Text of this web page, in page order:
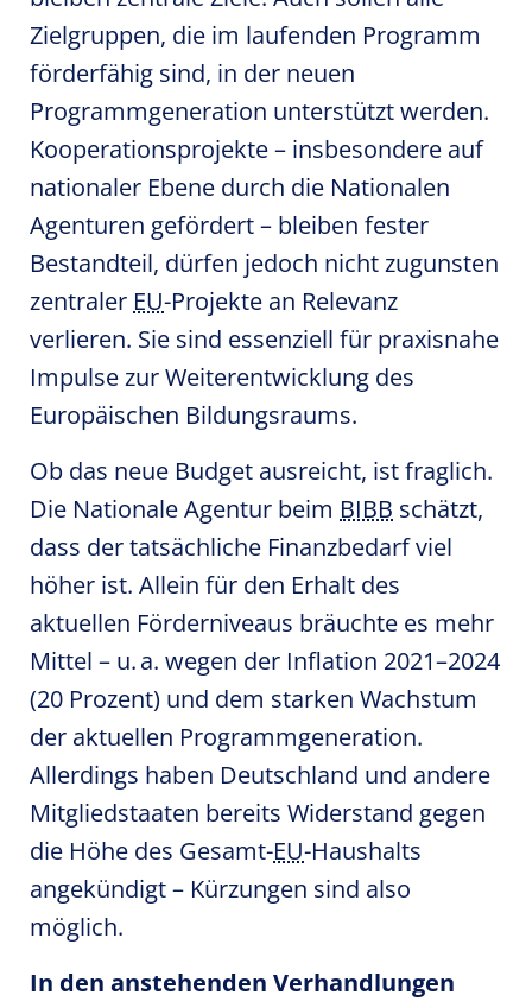
Zielgruppen, die im laufenden Programm
förderfähig sind, in der neuen
Programmgeneration unterstützt werden.
Kooperationsprojekte – insbesondere auf
nationaler Ebene durch die Nationalen
Agenturen gefördert – bleiben fester
Bestandteil, dürfen jedoch nicht zugunsten
zentraler EU-Projekte an Relevanz
verlieren. Sie sind essenziell für praxisnahe
Impulse zur Weiterentwicklung des
Europäischen Bildungsraums.
Ob das neue Budget ausreicht, ist fraglich.
Die Nationale Agentur beim BIBB schätzt,
dass der tatsächliche Finanzbedarf viel
höher ist. Allein für den Erhalt des
aktuellen Förderniveaus bräuchte es mehr
Mittel – u. a. wegen der Inflation 2021–2024
(20 Prozent) und dem starken Wachstum
der aktuellen Programmgeneration.
Allerdings haben Deutschland und andere
Mitgliedstaaten bereits Widerstand gegen
die Höhe des Gesamt-EU-Haushalts
angekündigt – Kürzungen sind also
möglich.
In den anstehenden Verhandlungen